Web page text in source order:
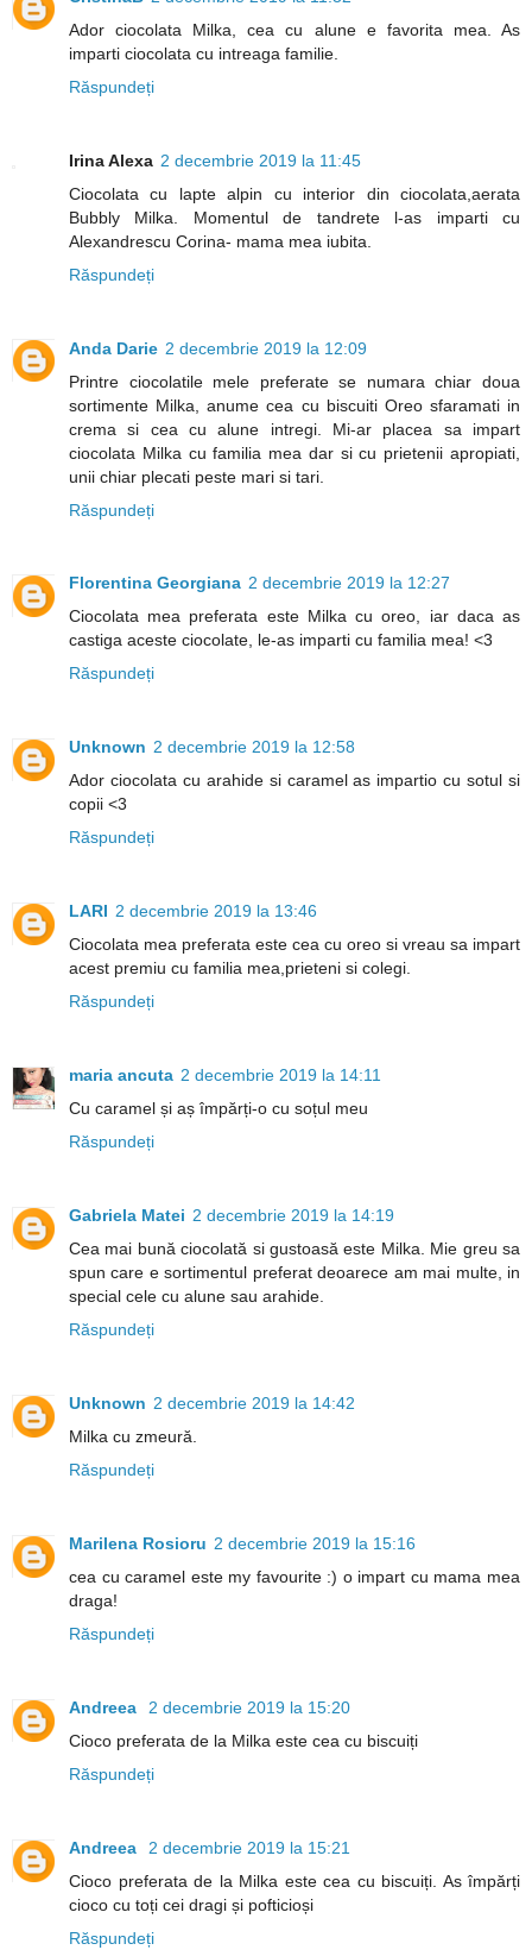
Ador ciocolata Milka, cea cu alune e favorita mea. As
imparti ciocolata cu intreaga familie.
Răspundeți
Irina Alexa 2 decembrie 2019 la 11:45
Ciocolata cu lapte alpin cu interior din ciocolata,aerata
Bubbly Milka. Momentul de tandrete l-as imparti cu
Alexandrescu Corina- mama mea iubita.
Răspundeți
Anda Darie 2 decembrie 2019 la 12:09
Printre ciocolatile mele preferate se numara chiar doua
sortimente Milka, anume cea cu biscuiti Oreo sfaramati in
crema si cea cu alune intregi. Mi-ar placea sa impart
ciocolata Milka cu familia mea dar si cu prietenii apropiati,
unii chiar plecati peste mari si tari.
Răspundeți
Florentina Georgiana 2 decembrie 2019 la 12:27
Ciocolata mea preferata este Milka cu oreo, iar daca as
castiga aceste ciocolate, le-as imparti cu familia mea! <3
Răspundeți
Unknown 2 decembrie 2019 la 12:58
Ador ciocolata cu arahide si caramel as impartio cu sotul si
copii <3
Răspundeți
LARI 2 decembrie 2019 la 13:46
Ciocolata mea preferata este cea cu oreo si vreau sa impart
acest premiu cu familia mea,prieteni si colegi.
Răspundeți
maria ancuta 2 decembrie 2019 la 14:11
Cu caramel și aș împărți-o cu soțul meu
Răspundeți
Gabriela Matei 2 decembrie 2019 la 14:19
Cea mai bună ciocolată si gustoasă este Milka. Mie greu sa
spun care e sortimentul preferat deoarece am mai multe, in
special cele cu alune sau arahide.
Răspundeți
Unknown 2 decembrie 2019 la 14:42
Milka cu zmeură.
Răspundeți
Marilena Rosioru 2 decembrie 2019 la 15:16
cea cu caramel este my favourite :) o impart cu mama mea
draga!
Răspundeți
Andreea
2 decembrie 2019 la 15:20
Cioco preferata de la Milka este cea cu biscuiți
Răspundeți
Andreea
2 decembrie 2019 la 15:21
Cioco preferata de la Milka este cea cu biscuiți. As împărți
cioco cu toți cei dragi și pofticioși
Răspundeți